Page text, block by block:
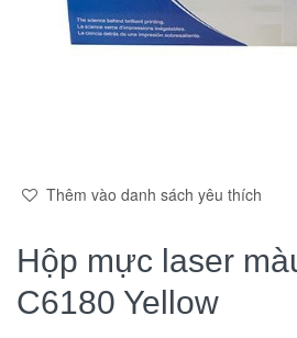
Thêm vào danh sách yêu thích
Hộp mực laser
C6180 Yellow